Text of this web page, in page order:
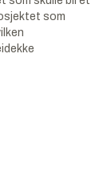
som